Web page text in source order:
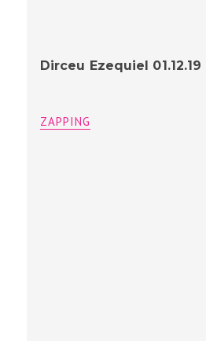
Dirceu Ezequiel 01.12.19
ZAPPING